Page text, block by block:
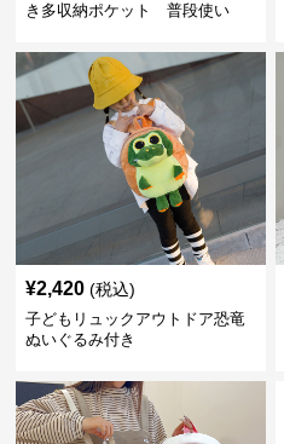
き多収納ポケット 普段使い
¥2,420 (税込)
子どもリュックアウトドア恐竜
ぬいぐるみ付き